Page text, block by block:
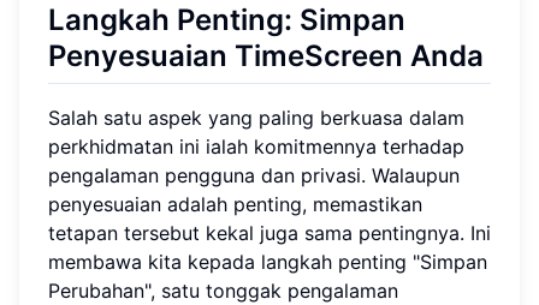
Langkah Penting: Simpan
Penyesuaian TimeScreen Anda
Salah satu aspek yang paling berkuasa dalam
perkhidmatan ini ialah komitmennya terhadap
pengalaman pengguna dan privasi. Walaupun
penyesuaian adalah penting, memastikan
tetapan tersebut kekal juga sama pentingnya. Ini
membawa kita kepada langkah penting "Simpan
Perubahan", satu tonggak pengalaman